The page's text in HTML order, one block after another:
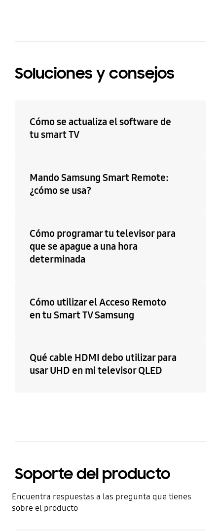
Soluciones y consejos
Cómo se actualiza el software de
tu smart TV
Mando Samsung Smart Remote:
¿cómo se usa?
Cómo programar tu televisor para
que se apague a una hora
determinada
Cómo utilizar el Acceso Remoto
en tu Smart TV Samsung
Qué cable HDMI debo utilizar para
usar UHD en mi televisor QLED
Soporte del producto
Encuentra respuestas a las pregunta que tienes
sobre el producto